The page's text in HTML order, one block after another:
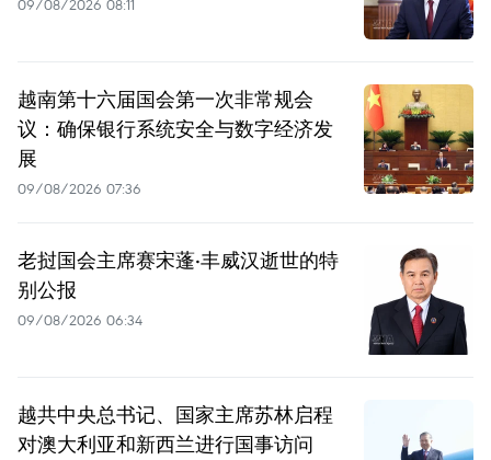
09/08/2026 08:11
越南第十六届国会第一次非常规会
议：确保银行系统安全与数字经济发
展
09/08/2026 07:36
老挝国会主席赛宋蓬·丰威汉逝世的特
别公报
09/08/2026 06:34
越共中央总书记、国家主席苏林启程
对澳大利亚和新西兰进行国事访问